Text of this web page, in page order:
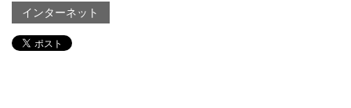
インターネット